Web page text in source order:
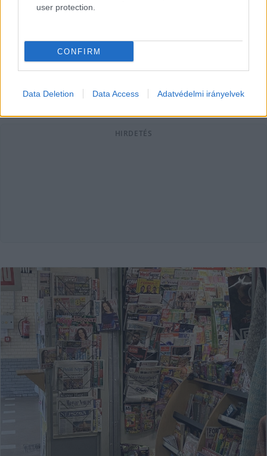
user protection.
CONFIRM
Data Deletion Data Access Adatvédelmi irányelvek
Az Mészáros-féle MBH Bank megveszi az Otthon Centrum
Budapesti Értéktőzsde honlapján. A bank
HIRDETÉS